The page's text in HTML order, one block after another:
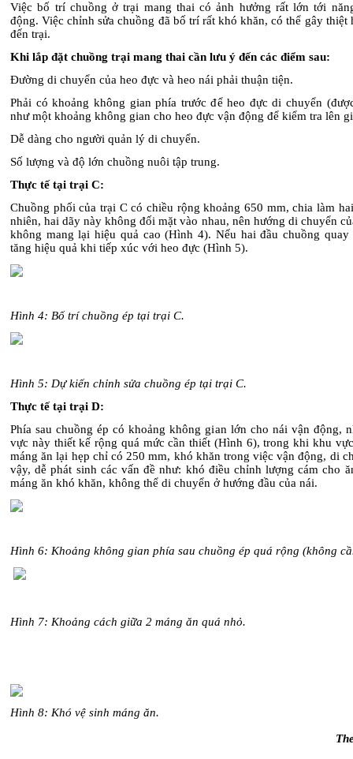
Việc bố trí chuồng ở trại mang thai có ảnh hưởng rất lớn tới
động. Việc chỉnh sửa chuồng đã bố trí rất khó khăn, có thể gây thiệt
đến trại.
Khi lắp đặt chuồng trại mang thai cần lưu ý đến các điểm sau:
Đường di chuyển của heo đực và heo nái phải thuận tiện.
Phải có khoảng không gian phía trước đểheo đực di chuyển
như một khoảng không gian cho heo đực vận động để kiểm tra lên
Dễ dàng cho người quản lý di chuyển.
Số lượng và độ lớn chuồng nuôi tập trung.
Thực tế tại trại C:
Chuồng phối của trại C có chiều rộng khoảng 650 mm, chia làm
nhiên, hai dãy này không đối mặt vào nhau, nên hướng di chuyển
không mang lại hiệu quả cao (Hình 4). Nếu hai đầu chuồng
tăng hiệu quả khi tiếp xúc với heo đực (Hình 5).
Hình 4: Bố trí chuồng ép tại trại C.
Hình 5: Dự kiến chỉnh sửa chuồng ép tại trại C.
Thực tế tại trại D:
Phía sau chuồng ép có khoảng không gian lớn cho nái vận động,
vực này thiết kế rộng quá mức cần thiết (Hình 6), trong khi khu
máng ăn lại hẹp chỉ có 250 mm, khó khăn trong việc vận động, di
vậy, dễ phát sinh các vấn đề như: khó điều chỉnh lượng cám cho
máng ăn khó khăn, không thể di chuyển ở hướng đầu của nái.
Hình 6: Khoảng không gian phía sau chuồng ép quá rộng (không
Hình 7: Khoảng cách giữa 2 máng ăn quá nhỏ.
Hình 8: Khó vệ sinh máng ăn.